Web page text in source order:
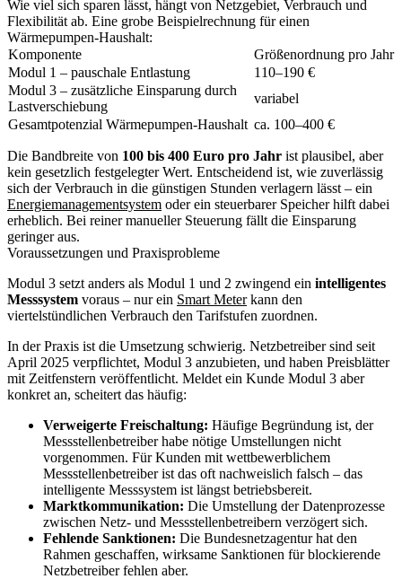
Wie viel sich sparen lässt, hängt von Netzgebiet, Verbrauch und
Flexibilität ab. Eine grobe Beispielrechnung für einen
Wärmepumpen-Haushalt:
Komponente
Größenordnung pro Jahr
Modul 1 – pauschale Entlastung
110–190 €
Modul 3 – zusätzliche Einsparung durch
Lastverschiebung
variabel
Gesamtpotenzial Wärmepumpen-Haushalt ca. 100–400 €
Die Bandbreite von 100 bis 400 Euro pro Jahr ist plausibel, aber
kein gesetzlich festgelegter Wert. Entscheidend ist, wie zuverlässig
sich der Verbrauch in die günstigen Stunden verlagern lässt – ein
Energiemanagementsystem oder ein steuerbarer Speicher hilft dabei
erheblich. Bei reiner manueller Steuerung fällt die Einsparung
geringer aus.
Voraussetzungen und Praxisprobleme
Modul 3 setzt anders als Modul 1 und 2 zwingend ein intelligentes
Messsystem voraus – nur ein Smart Meterkann den
viertelstündlichen Verbrauch den Tarifstufen zuordnen.
In der Praxis ist die Umsetzung schwierig. Netzbetreiber sind seit
April 2025 verpflichtet, Modul 3 anzubieten, und haben Preisblätter
mit Zeitfenstern veröffentlicht. Meldet ein Kunde Modul 3 aber
konkret an, scheitert das häufig:
Verweigerte Freischaltung: Häufige Begründung ist, der
Messstellenbetreiber habe nötige Umstellungen nicht
vorgenommen. Für Kunden mit wettbewerblichem
Messstellenbetreiber ist das oft nachweislich falsch – das
intelligente Messsystem ist längst betriebsbereit.
Marktkommunikation: Die Umstellung der Datenprozesse
zwischen Netz- und Messstellenbetreibern verzögert sich.
Fehlende Sanktionen: Die Bundesnetzagentur hat den
Rahmen geschaffen, wirksame Sanktionen für blockierende
Netzbetreiber fehlen aber.